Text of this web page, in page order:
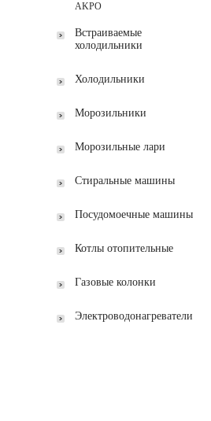
AKPO
Встраиваемые
холодильники
Холодильники
Морозильники
Морозильные лари
Стиральные машины
Посудомоечные машины
Котлы отопительные
Газовые колонки
Электроводонагреватели